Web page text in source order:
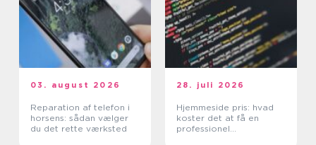
03. august 2026
Reparation af telefon i
horsens: sådan vælger
du det rette værksted
28. juli 2026
Hjemmeside pris: hvad
koster det at få en
professionel